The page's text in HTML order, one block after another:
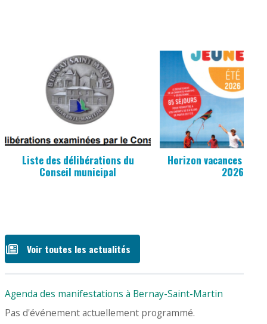
Liste des délibérations du
Conseil municipal
Horizon vacances
2026
Voir toutes les actualités
Agenda des manifestations à Bernay-Saint-Martin
Pas d'événement actuellement programmé.